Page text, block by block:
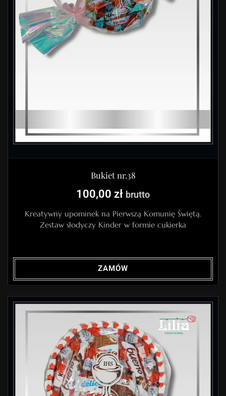
Bukiet nr.38
100,00 zł brutto
Kreatywny upominek na Pierwszą Komunię Świętą.
Zestaw słodyczy Kinder w formie cukierka
ZAMÓW